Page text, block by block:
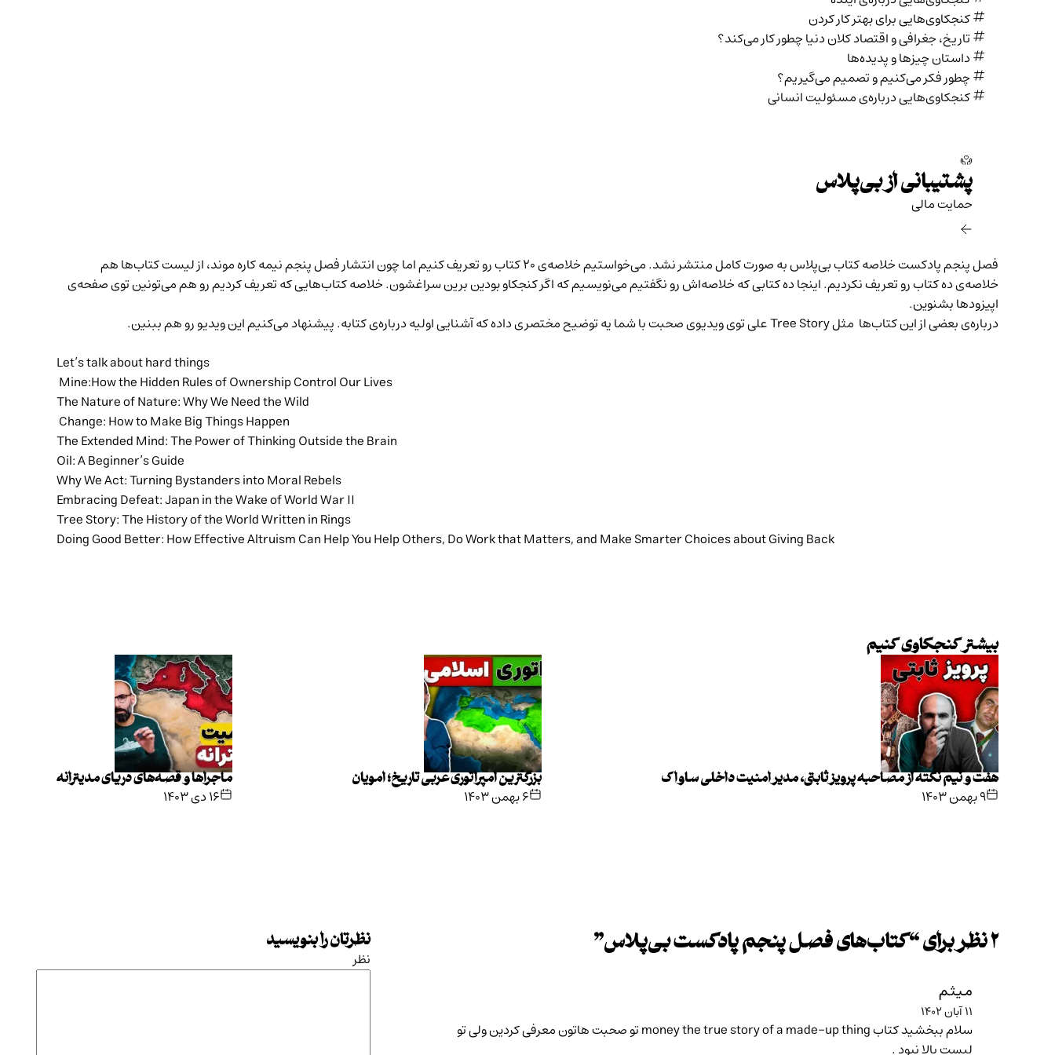
کنجکاوی‌هایی برای بهتر کار کردن
تاریخ،‌ جغرافی و اقتصاد کلان دنیا چطور کار می‌کند؟
داستان چیزها و پدیده‌ها
چطور فکر می‌کنیم و تصمیم می‌گیریم؟
کنجکاوی‌هایی درباره‌ی مسئولیت انسانی
پشتیبانی از بی‌پلاس
حمایت مالی‌
فصل پنجم پادکست خلاصه کتاب بی‌پلاس به صورت کامل منتشر نشد. می‌خواستیم خلاصه‌ی ۲۰ کتاب رو تعریف کنیم اما چون انتشار فصل پنجم نیمه کاره موند، از لیست کتاب‌ها هم
خلاصه‌ی ده کتاب رو تعریف نکردیم. اینجا ده کتابی که خلاصه‌اش رو نگفتیم می‌نویسیم که اگر کنجکاو بودین برین سراغشون.خلاصه‌ کتاب‌هاییکه تعریف کردیم رو هم می‌تونین توی صفحه‌ی
اپیزودها بشنوین.
درباره‌ی بعضی از این کتاب‌ها مثل Tree Story علی توی
ویدیوی صحبت با شمایه توضیح مختصری داده که آشنایی اولیه درباره‌ی کتابه. پیشنهاد می‌کنیم این ویدیو رو هم ببنین.
Let’s talk about hard things
Mine:How the Hidden Rules of Ownership Control Our Lives
The Nature of Nature: Why We Need the Wild
Change: How to Make Big Things Happen
The Extended Mind: The Power of Thinking Outside the Brain
Oil: A Beginner’s Guide
Why We Act: Turning Bystanders into Moral Rebels
Embracing Defeat: Japan in the Wake of World War II
Tree Story: The History of the World Written in Rings
Doing Good Better: How Effective Altruism Can Help You Help Others, Do Work that Matters, and Make Smarter Choices about Giving Back
بیشتر کنجکاوی کنیم
هفت و نیم نکته از مصاحبه پرویز ثابتی، مدیر امنیت داخلی ساواک
۹ بهمن ۱۴۰۳
بزرگترین امپراتوری عربی تاریخ؛ امویان
۶ بهمن ۱۴۰۳
ماجراها و قصه‌های دریای مدیترانه
۱۶ دی ۱۴۰۳
۲ نظر برای “ کتاب‌های فصل پنجم پادکست بی‌پلاس”
میثم
۱۱ آبان ۱۴۰۲
سلام ببخشید کتاب money the true story of a made-up thing تو صحبت هاتون معرفی کردین ولی تو
لیست بالا نبود .
نظرتان را بنویسید
نظر